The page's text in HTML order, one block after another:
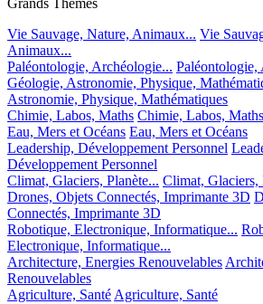
Grands Thèmes
Vie Sauvage, Nature, Animaux... Vie
Animaux...
Paléontologie, Archéologie... Paléontologie,
Géologie, Astronomie, Physique,
Astronomie, Physique, Mathématiques
Chimie, Labos, Maths Chimie, Labos, Maths
Eau, Mers et Océans Eau, Mers et Océans
Leadership, Développement Personnel
Développement Personnel
Climat, Glaciers, Planète... Climat, Glaciers,
Drones, Objets Connectés, Imprimante 3D
Connectés, Imprimante 3D
Robotique, Electronique, Informatique...
Electronique, Informatique...
Architecture, Energies Renouvelables
Renouvelables
Agriculture, SantéAgriculture, Santé